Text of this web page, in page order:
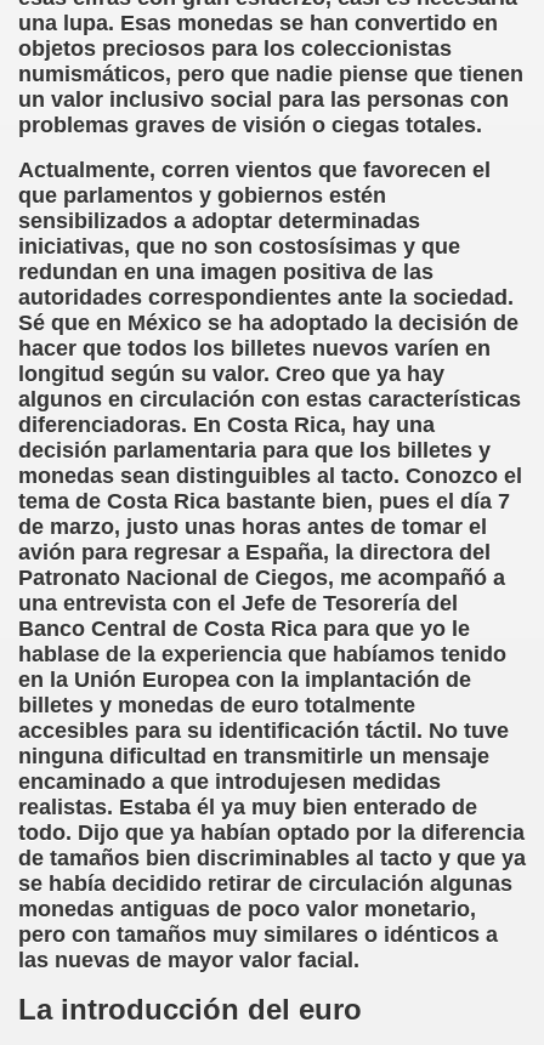
una lupa. Esas monedas se han convertido en
objetos preciosos para los coleccionistas
numismáticos, pero que nadie piense que tienen
un valor inclusivo social para las personas con
problemas graves de visión o ciegas totales.
Actualmente, corren vientos que favorecen el
que parlamentos y gobiernos estén
sensibilizados a adoptar determinadas
iniciativas, que no son costosísimas y que
redundan en una imagen positiva de las
autoridades correspondientes ante la sociedad.
Sé que en México se ha adoptado la decisión de
hacer que todos los billetes nuevos varíen en
longitud según su valor. Creo que ya hay
algunos en circulación con estas características
diferenciadoras. En Costa Rica, hay una
decisión parlamentaria para que los billetes y
monedas sean distinguibles al tacto. Conozco el
tema de Costa Rica bastante bien, pues el día 7
de marzo, justo unas horas antes de tomar el
avión para regresar a España, la directora del
Patronato Nacional de Ciegos, me acompañó a
una entrevista con el Jefe de Tesorería del
Banco Central de Costa Rica para que yo le
hablase de la experiencia que habíamos tenido
en la Unión Europea con la implantación de
billetes y monedas de euro totalmente
accesibles para su identificación táctil. No tuve
ninguna dificultad en transmitirle un mensaje
encaminado a que introdujesen medidas
realistas. Estaba él ya muy bien enterado de
todo. Dijo que ya habían optado por la diferencia
de tamaños bien discriminables al tacto y que ya
se había decidido retirar de circulación algunas
monedas antiguas de poco valor monetario,
pero con tamaños muy similares o idénticos a
las nuevas de mayor valor facial.
La introducción del euro
de la Educación Especial de la Mano de
Mi Vida (Teresa Bornez Abascal)
Pérez)
Ayudar a Personas con Discapacidad Visual
(Pedro Zurita)
sánchez Herrero)
Cuetos Suárez)
Otero)
Elissalde)
(Lídia León Esteban Y Víctor Martínez Maheux)
30-11-11 (Pedro Zurita)
Horizontes, Enrique Elissalde y Carmen Roig)
Martín Figueroa)
Lectobraillístico (Egosan)
Otero)
ajedrecistas ciegos (Roberto Enjuto)
Martín Figueroa)